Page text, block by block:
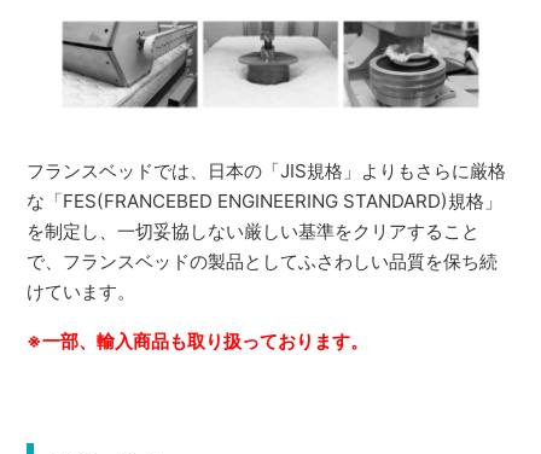
フランスベッドでは、日本の「JIS規格」よりもさらに厳格
な「FES(FRANCEBED ENGINEERING STANDARD)規格」
を制定し、一切妥協しない厳しい基準をクリアすること
で、フランスベッドの製品としてふさわしい品質を保ち続
けています。
※一部、輸入商品も取り扱っております。